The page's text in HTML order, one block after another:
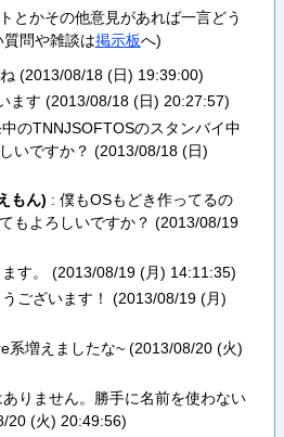
とかその他意見があれば一言どう
問や雑談は掲示板へ)
(2013/08/18 (日) 19:39:00)
ます (2013/08/18 (日) 20:27:57)
のTNNJSOFTOSのスタンバイ中
いですか？ (2013/08/18 (日)
もん) : 僕もOSもどき作ってるの
もよろしいですか？ (2013/08/19
す。 (2013/08/19 (月) 14:11:35)
ございます！ (2013/08/19 (月)
系増えましたな~ (2013/08/20 (火)
りません。勝手に名前を使わない
20 (火) 20:49:56)